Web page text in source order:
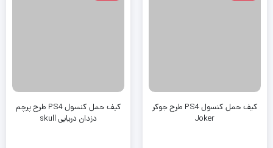
کیف حمل کنسول PS4 طرح جوکر
Joker
کیف حمل کنسول PS4 طرح پرچم
دزدان دریایی skull